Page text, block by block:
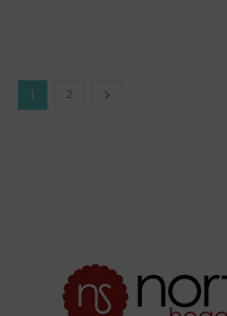
1 2